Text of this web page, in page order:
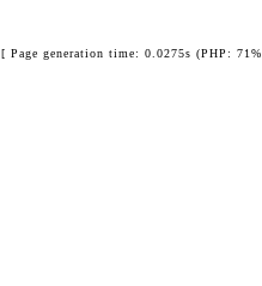
[ Page generation time: 0.0275s (PHP: